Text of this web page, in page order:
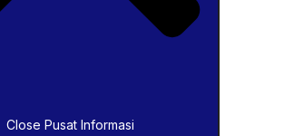
Close Pusat Informasi